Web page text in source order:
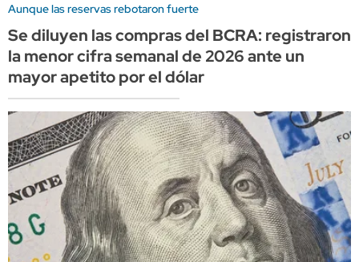
Aunque las reservas rebotaron fuerte
Se diluyen las compras del BCRA: registraron
la menor cifra semanal de 2026 ante un
mayor apetito por el dólar